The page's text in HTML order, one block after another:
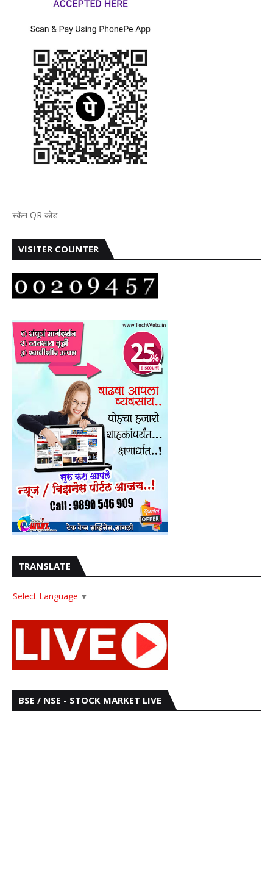
स्कॅन QR कोड
VISITER COUNTER
TRANSLATE
Select Language ▼
BSE / NSE - STOCK MARKET LIVE